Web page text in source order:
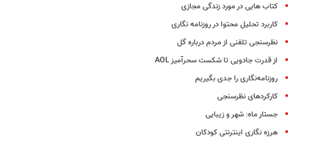
کتاب هایی در مورد زندگی مجازی
کاربرد تحلیل محتوا در روزنامه نگاری
نظرسنجی تلفنی از مردم درباره گل
از قدرت جادویی تا شکست سحرآمیز AOL
روزنامه‌نگاری را جدی بگیریم
کارکردهای نظرسنجی
جستار ماه: شهر و زیبایی
هرزه نگاری اینترنتی کودکان